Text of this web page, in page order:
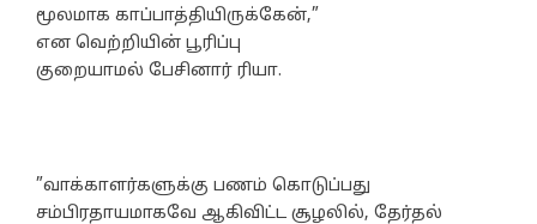
மூலமாக காப்பாத்தியிருக்கேன்,”
என வெற்றியின் பூரிப்பு
குறையாமல் பேசினார் ரியா.
”வாக்காளர்களுக்கு பணம் கொடுப்பது
சம்பிரதாயமாகவே ஆகிவிட்ட சூழலில், தேர்தல்